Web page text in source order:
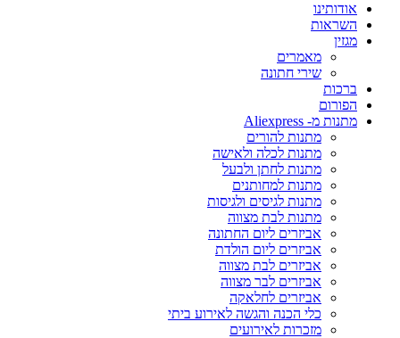
אודותינו
השראות
מגזין
מאמרים
שירי חתונה
ברכות
הפורום
מתנות מ- Aliexpress
מתנות להורים
מתנות לכלה ולאישה
מתנות לחתן ולבעל
מתנות למחותנים
מתנות לגיסים ולגיסות
מתנות לבת מצווה
אביזרים ליום החתונה
אביזרים ליום הולדת
אביזרים לבת מצווה
אביזרים לבר מצווה
אביזרים לחלאקה
כלי הכנה והגשה לאירוע ביתי
מזכרות לאירועים